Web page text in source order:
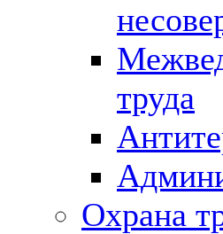
труда
Охрана